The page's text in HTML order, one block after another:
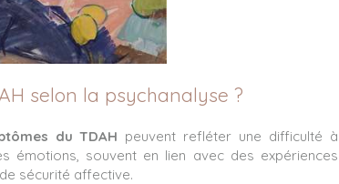
selon la psychanalyse ?
du TDAH peuvent refléter une difficulté à
souvent en lien avec des expériences
sécurité affective.